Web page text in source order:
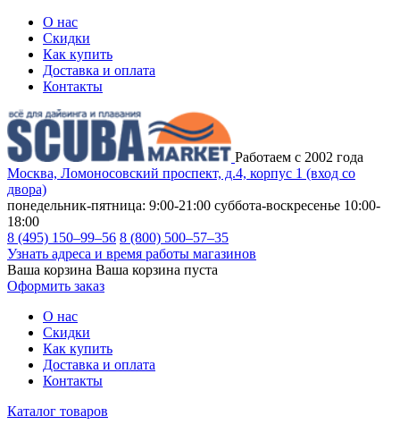
О нас
Скидки
Как купить
Доставка и оплата
Контакты
Работаем с 2002 года
Москва, Ломоносовский проспект, д.4, корпус 1 (вход со
двора)
понедельник-пятница: 9:00-21:00 суббота-воскресенье 10:00-
18:00
8 (495) 150–99–56 8 (800) 500–57–35
Узнать адреса и время работы магазинов
Ваша корзина Ваша корзина пуста
Оформить заказ
О нас
Скидки
Как купить
Доставка и оплата
Контакты
Каталог товаров